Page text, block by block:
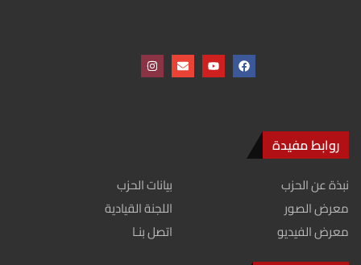
روابط مفيدة
نبذة عن الحزب
بيانات الحزب
معرض الصور
اللجنة القيادية
معرض الفيديو
اتصل بنـا